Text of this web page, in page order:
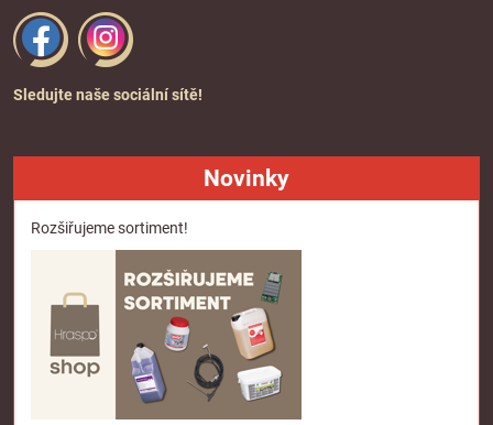
Sledujte naše sociální sítě!
Novinky
Rozšiřujeme sortiment!